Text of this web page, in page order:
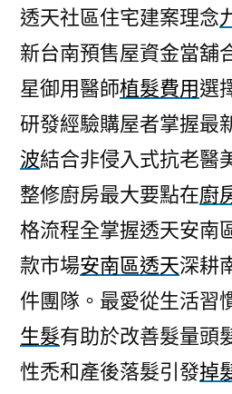
透天社區住宅建案理念
新台南預售屋資金當舖
星御用醫師植髮費用選
研發經驗購屋者掌握最
波結合非侵入式抗老醫
整修廚房最大要點在廚
格流程全掌握透天安南
款市場安南區透天深耕
件團隊。最愛從生活習
生髮有助於改善髮量頭
性禿和產後落髮引發掉